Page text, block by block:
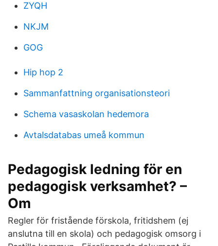
ZYQH
NKJM
GOG
Hip hop 2
Sammanfattning organisationsteori
Schema vasaskolan hedemora
Avtalsdatabas umeå kommun
Pedagogisk ledning för en
pedagogisk verksamhet? –
Om
Regler för fristående förskola, fritidshem (ej
anslutna till en skola) och pedagogisk omsorg i